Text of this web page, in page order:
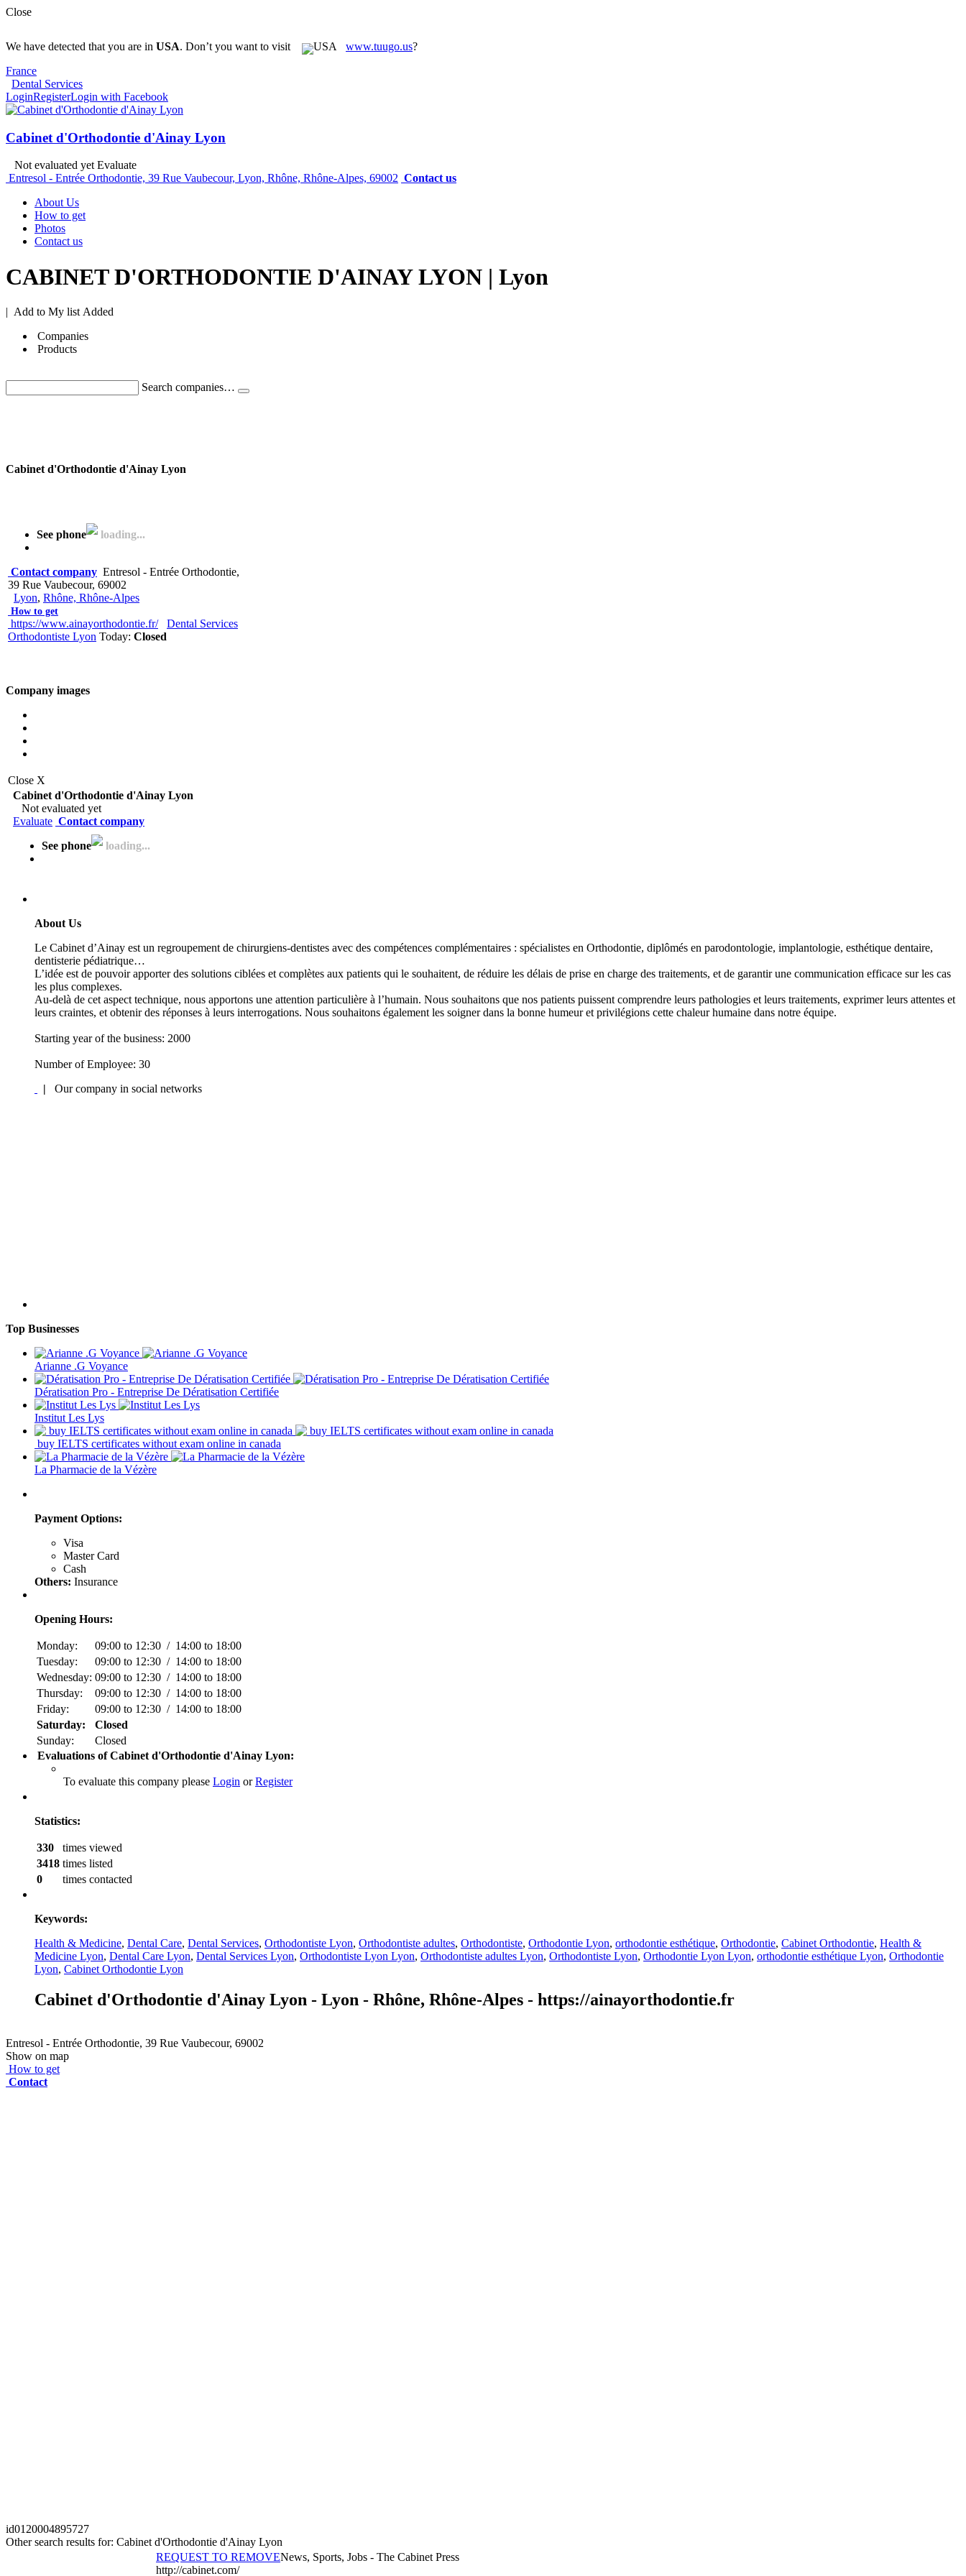
Close
We have detected that you are in USA. Don’t you want to visit www.tuugo.us?
France
Dental Services
LoginRegisterLogin with Facebook
Cabinet d'Orthodontie d'Ainay Lyon
Not evaluated yet Evaluate
Entresol - Entrée Orthodontie, 39 Rue Vaubecour, Lyon, Rhône, Rhône-Alpes, 69002 Contact us
About Us
How to get
Photos
Contact us
CABINET D'ORTHODONTIE D'AINAY LYON | Lyon
| Add to My list Added
Companies
Products
Search companies…
Cabinet d'Orthodontie d'Ainay Lyon
See phone loading...
Contact company Entresol - Entrée Orthodontie,
39 Rue Vaubecour, 69002
Lyon, Rhône, Rhône-Alpes
How to get
https://www.ainayorthodontie.fr/
Dental Services
Orthodontiste Lyon Today: Closed
Company images
Close X
Cabinet d'Orthodontie d'Ainay Lyon
Not evaluated yet
Evaluate Contact company
See phone
loading...
About Us
Le Cabinet d’Ainay est un regroupement de chirurgiens-dentistes avec des compétences complémentaires : spécialistes en Orthodontie, diplômés en parodontologie, implantologie, esthétique dentaire,
dentisterie pédiatrique…
L’idée est de pouvoir apporter des solutions ciblées et complètes aux patients qui le souhaitent, de réduire les délais de prise en charge des traitements, et de garantir une communication efficace sur les cas
les plus complexes.
Au-delà de cet aspect technique, nous apportons une attention particulière à l’humain. Nous souhaitons que nos patients puissent comprendre leurs pathologies et leurs traitements, exprimer leurs attentes et
leurs craintes, et obtenir des réponses à leurs interrogations. Nous souhaitons également les soigner dans la bonne humeur et privilégions cette chaleur humaine dans notre équipe.
Starting year of the business: 2000
Number of Employee: 30
|
Our company in social networks
Top Businesses
Arianne .G Voyance
Dératisation Pro - Entreprise De Dératisation Certifiée
Institut Les Lys
buy IELTS certificates without exam online in canada
La Pharmacie de la Vézère
Payment Options:
Visa
Master Card
Cash
Others: Insurance
Opening Hours:
Monday:
09:00 to 12:30 / 14:00 to 18:00
Tuesday:
09:00 to 12:30 / 14:00 to 18:00
Wednesday: 09:00 to 12:30 / 14:00 to 18:00
Thursday:
09:00 to 12:30 / 14:00 to 18:00
Friday:
09:00 to 12:30 / 14:00 to 18:00
Saturday:
Closed
Sunday:
Closed
Evaluations of Cabinet d'Orthodontie d'Ainay Lyon:
To evaluate this company please Login orRegister
Statistics:
330
times viewed
3418 times listed
0
times contacted
Keywords:
Health & Medicine, Dental Care, Dental Services, Orthodontiste Lyon, Orthodontiste adultes, Orthodontiste, Orthodontie Lyon, orthodontie esthétique, Orthodontie, Cabinet Orthodontie, Health &
Medicine Lyon, Dental Care Lyon, Dental Services Lyon, Orthodontiste Lyon Lyon, Orthodontiste adultes Lyon, Orthodontiste Lyon, Orthodontie Lyon Lyon, orthodontie esthétique Lyon, Orthodontie
Lyon, Cabinet Orthodontie Lyon
Cabinet d'Orthodontie d'Ainay Lyon - Lyon - Rhône, Rhône-Alpes - https://ainayorthodontie.fr
Entresol - Entrée Orthodontie, 39 Rue Vaubecour, 69002
Show on map
How to get
Contact
id0120004895727
Other search results for: Cabinet d'Orthodontie d'Ainay Lyon
REQUEST TO REMOVENews, Sports, Jobs - The Cabinet Press
http://cabinet.com/